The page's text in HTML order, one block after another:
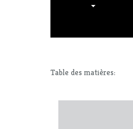
Table des matières: